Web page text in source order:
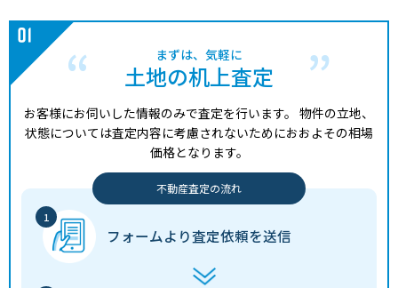
まずは、気軽に
土地の机上査定
お客様にお伺いした情報のみで査定を行います。 物件の立地、
状態については査定内容に考慮されないためにおおよその相場
価格となります。
不動産査定の流れ
フォームより査定依頼を送信